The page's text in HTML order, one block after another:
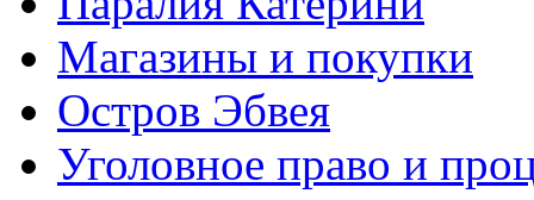
Магазины и покупки
Остров Эбвея
Уголовное право и